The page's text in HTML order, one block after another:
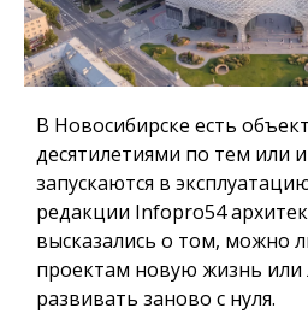
В Новосибирске есть
десятилетиями по тем или
запускаются в
редакции Infopro54
высказались о том, можно
проектам новую жизнь
развивать заново с нуля.